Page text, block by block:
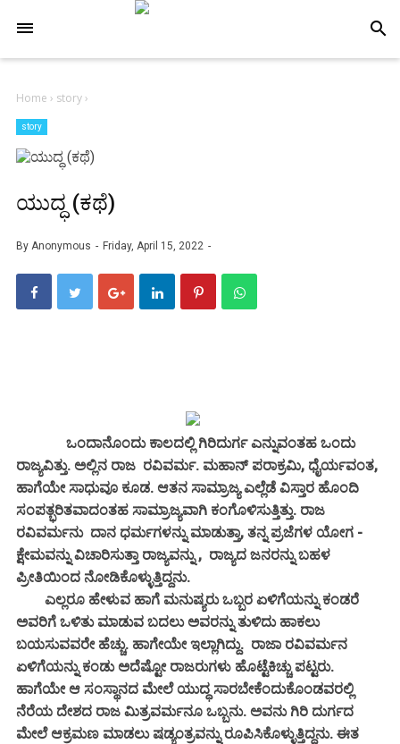
search
Home › story›
story
ಯುದ್ಧ (ಕಥೆ)
By Anonymous Friday, April 15, 2022
ಒಂದಾನೊಂದು ಕಾಲದಲ್ಲಿ ಗಿರಿದುರ್ಗ ಎನ್ನುವಂತಹ ಒಂದು
ರಾಜ್ಯವಿತ್ತು. ಅಲ್ಲಿನ ರಾಜ ರವಿವರ್ಮ. ಮಹಾನ್ ಪರಾಕ್ರಮಿ, ಧೈರ್ಯವಂತ,
ಹಾಗೆಯೇ ಸಾಧುವೂ ಕೂಡ. ಆತನ ಸಾಮ್ರಾಜ್ಯ ಎಲ್ಲೆಡೆ ವಿಸ್ತಾರ ಹೊಂದಿ
ಸಂಪತ್ಭರಿತವಾದಂತಹ ಸಾಮ್ರಾಜ್ಯವಾಗಿ ಕಂಗೊಳಿಸುತ್ತಿತ್ತು. ರಾಜ
ರವಿವರ್ಮನು ದಾನ ಧರ್ಮಗಳನ್ನು ಮಾಡುತ್ತಾ, ತನ್ನ ಪ್ರಜೆಗಳ ಯೋಗ -
ಕ್ಷೇಮವನ್ನು ವಿಚಾರಿಸುತ್ತಾ ರಾಜ್ಯವನ್ನು , ರಾಜ್ಯದ ಜನರನ್ನು ಬಹಳ
ಪ್ರೀತಿಯಿಂದ ನೋಡಿಕೊಳ್ಳುತ್ತಿದ್ದನು.
ಎಲ್ಲರೂ ಹೇಳುವ ಹಾಗೆ ಮನುಷ್ಯರು ಒಬ್ಬರ ಏಳಿಗೆಯನ್ನು ಕಂಡರೆ
ಅವರಿಗೆ ಒಳಿತು ಮಾಡುವ ಬದಲು ಅವರನ್ನು ತುಳಿದು ಹಾಕಲು
ಬಯಸುವವರೇ ಹೆಚ್ಚು. ಹಾಗೇಯೇ ಇಲ್ಲಾಗಿದ್ದು. ರಾಜಾ ರವಿವರ್ಮನ
ಏಳಿಗೆಯನ್ನು ಕಂಡು ಅದೆಷ್ಟೋ ರಾಜರುಗಳು ಹೊಟ್ಟೆಕಿಚ್ಚು ಪಟ್ಟರು.
ಹಾಗೆಯೇ ಆ ಸಂಸ್ಥಾನದ ಮೇಲೆ ಯುದ್ಧ ಸಾರಬೇಕೆಂದುಕೊಂಡವರಲ್ಲಿ
ನೆರೆಯ ದೇಶದ ರಾಜ ಮಿತ್ರವರ್ಮನೂ ಒಬ್ಬನು. ಅವನು ಗಿರಿ ದುರ್ಗದ
ಮೇಲೆ ಆಕ್ರಮಣ ಮಾಡಲು ಷಡ್ಯಂತ್ರವನ್ನು ರೂಪಿಸಿಕೊಳ್ಳುತ್ತಿದ್ದನು. ಈತ